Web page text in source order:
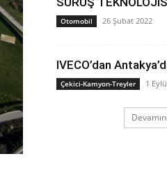
Otomobil 26 Şubat 2022
IVECO’dan
Çekici-Kamyon-Treyler 1